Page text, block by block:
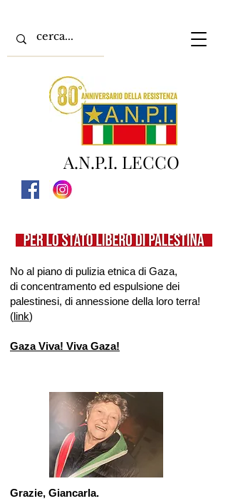
A.N.P.I. LECCO
No al piano di pulizia etnica di Gaza,
di concentramento ed espulsione dei
palestinesi, di annessione della loro terra!
(link)
Gaza Viva! Viva Gaza!
Grazie, Giancarla.